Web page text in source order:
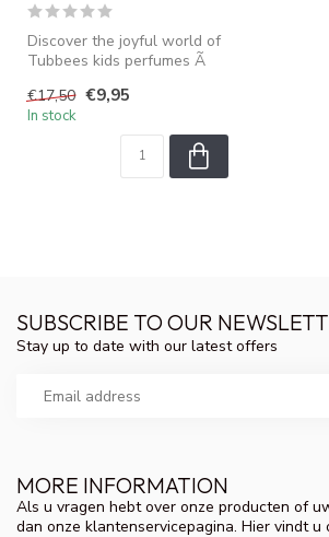
Discover the joyful world of
Tubbees kids perfumes Ã
€17,50 €9,95
In stock
MORE INFORMATION
Als u vragen hebt over onze producten of
dan onze klantenservicepagina. Hier vindt u
SUBSCRIBE TO OUR
Stay up to date with our latest offers